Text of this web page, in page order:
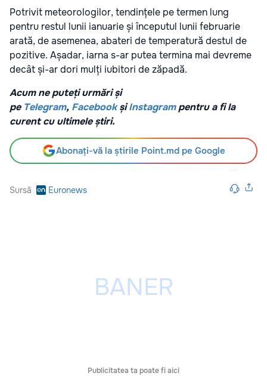
Potrivit meteorologilor, tendințele pe termen lung
pentru restul lunii ianuarie și începutul lunii februarie
arată, de asemenea, abateri de temperatură destul de
pozitive. Așadar, iarna s-ar putea termina mai devreme
decât și-ar dori mulți iubitori de zăpadă.
Acum ne puteți urmări și
pe Telegram, FacebookșiInstagrampentru a fi la
curent cu ultimele știri.
Abonați-vă la știrile Point.md pe Google
Sursă Euronews
Publicitatea ta poate fi aici